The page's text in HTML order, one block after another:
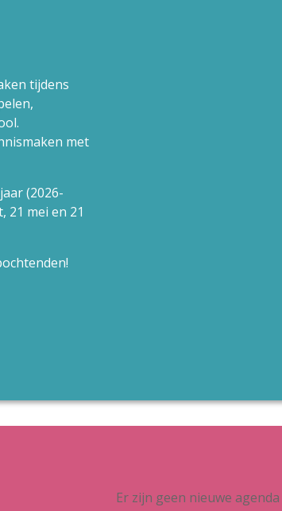
tijdens
met
(2026-
21 mei en 21
Er zijn geen nieuwe